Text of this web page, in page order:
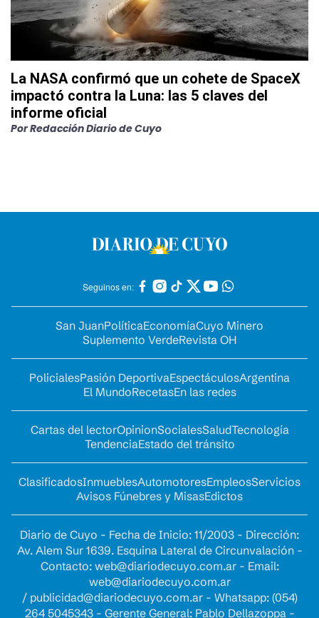
La NASA confirmó que un cohete de SpaceX
impactó contra la Luna: las 5 claves del
informe oficial
PorRedacción Diario de Cuyo
Seguinos en:
San JuanPolíticaEconomíaCuyo Minero
Suplemento VerdeRevista OH
PolicialesPasión DeportivaEspectáculosArgentina
El MundoRecetasEn las redes
Cartas del lectorOpinionSocialesSaludTecnología
TendenciaEstado del tránsito
ClasificadosInmueblesAutomotoresEmpleosServicios
Avisos Fúnebres y MisasEdictos
Diario de Cuyo - Fecha de Inicio: 11/2003 - Dirección:
Av. Alem Sur 1639. Esquina Lateral de Circunvalación -
Contacto: web@diariodecuyo.com.ar- Email:
web@diariodecuyo.com.ar
/ publicidad@diariodecuyo.com.ar- Whatsapp: (054)
264 5045343 - Gerente General: Pablo Dellazoppa -